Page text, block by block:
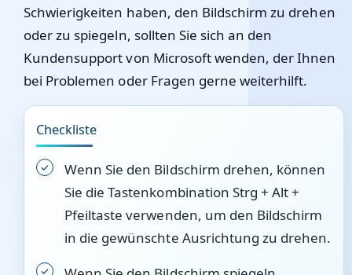
Schwierigkeiten haben, den Bildschirm zu drehen
oder zu spiegeln, sollten Sie sich an den
Kundensupport von Microsoft wenden, der Ihnen
bei Problemen oder Fragen gerne weiterhilft.
Checkliste
Wenn Sie den Bildschirm drehen, können
Sie die Tastenkombination Strg + Alt +
Pfeiltaste verwenden, um den Bildschirm
in die gewünschte Ausrichtung zu drehen.